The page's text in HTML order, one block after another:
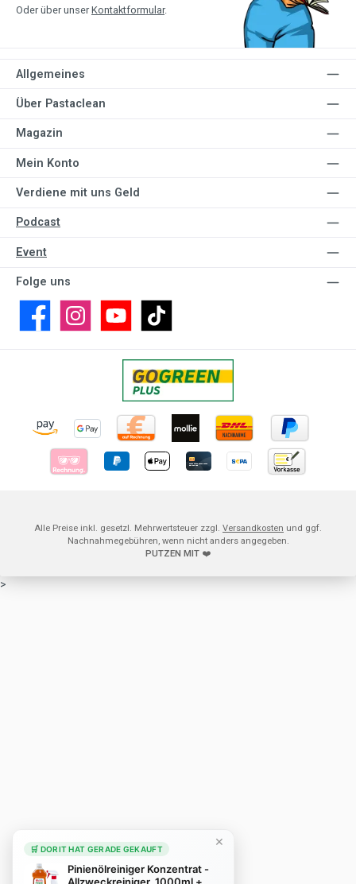
Oder über unser Kontaktformular.
Allgemeines
Über Pastaclean
Magazin
Mein Konto
Verdiene mit uns Geld
Podcast
Event
Folge uns
FacebookInstagramYouTubeTikTok
Alle Preise inkl. gesetzl. Mehrwertsteuer zzgl. Versandkosten und ggf.
Nachnahmegebühren, wenn nicht anders angegeben.
PUTZEN MIT ❤️
>
🛒 DORIT HAT GERADE GEKAUFT
Pinienölreiniger Konzentrat -
×